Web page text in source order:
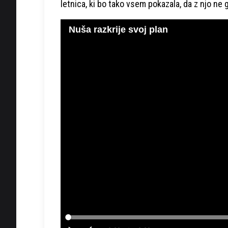
letnica, ki bo tako vsem pokazala, da z njo ne
Nuša razkrije svoj plan
Loaded:
0%